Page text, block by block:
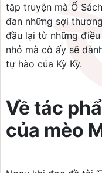
tập truyện mà Ổ
đan những sợi
đầu lại từ những
nhỏ mà cô ấy sẽ
tự hào của Kỳ Kỳ.
Về tác
của mèo